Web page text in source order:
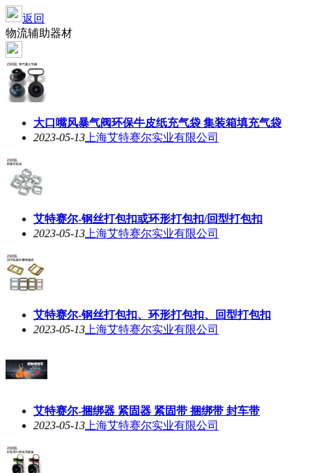
返回
物流辅助器材
大口嘴风暴气阀环保牛皮纸充气袋 集装箱填充气袋
2023-05-13 上海艾特赛尔实业有限公司
艾特赛尔-钢丝打包扣或环形打包扣/回型打包扣
2023-05-13 上海艾特赛尔实业有限公司
艾特赛尔-钢丝打包扣、环形打包扣、回型打包扣
2023-05-13 上海艾特赛尔实业有限公司
艾特赛尔-捆绑器 紧固器 紧固带 捆绑带 封车带
2023-05-13 上海艾特赛尔实业有限公司